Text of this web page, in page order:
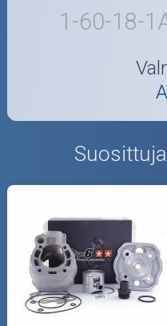
1-60-18-